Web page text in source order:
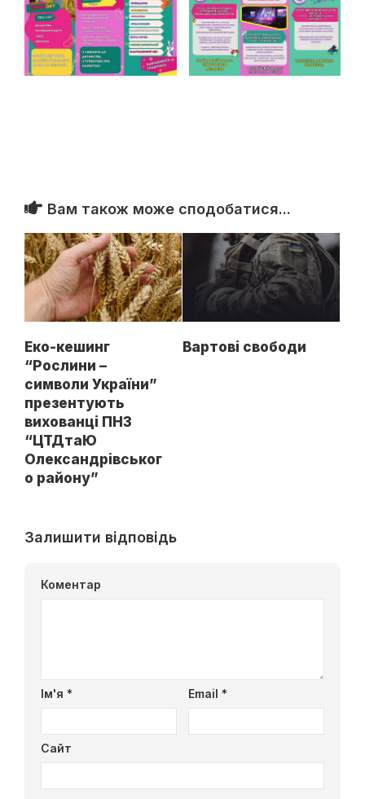
Вам також може сподобатися...
Еко-кешинг
“Рослини –
символи України”
презентують
вихованці ПНЗ
“ЦТДтаЮ
Олександрівськог
о району”
Вартові свободи
Залишити відповідь
Коментар
Ім'я * Email *
Сайт